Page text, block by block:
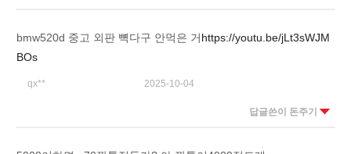
bmw520d 중고 외판 뼉다구 안먹은 거https://youtu.be/jLt3sWJM
BOs
qx** 2025-10-04
답글쓴이 돈주기